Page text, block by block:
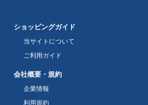
ショッピングガイド
当サイトについて
ご利用ガイド
会社概要・規約
企業情報
利用規約